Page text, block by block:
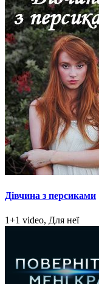
Дівчина з персиками
1+1 video, Для неї